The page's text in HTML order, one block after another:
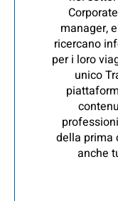
manager,
ricercano
per i loro
unico
della prima
anche